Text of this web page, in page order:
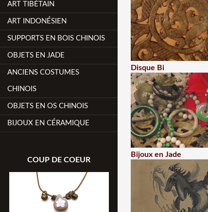
ART TIBÉTAIN
ART INDONÉSIEN
SUPPORTS EN BOIS CHINOIS
OBJETS EN JADE
ANCIENS COSTUMES
CHINOIS
OBJETS EN OS CHINOIS
BIJOUX EN CÉRAMIQUE
COUP DE COEUR
Disque Bi
Bijoux en Jade